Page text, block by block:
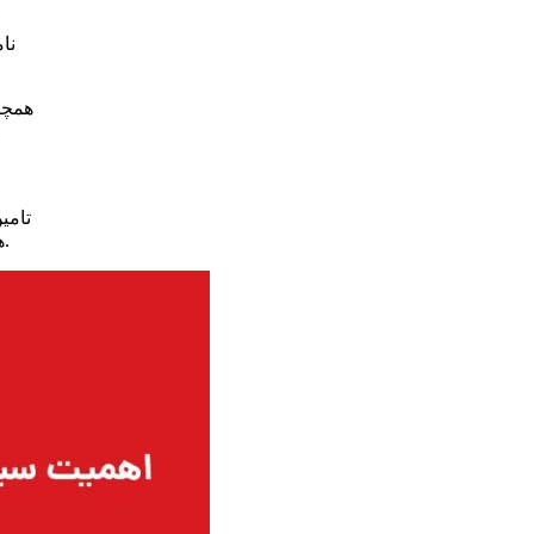
همین دلیل، ارتباط این دو حوزه نه تنها فنی بلکه استراتژیک است و در بسیاری از صنایع پیشرفته به صورت همزمان مورد توجه قرار می گیرد.